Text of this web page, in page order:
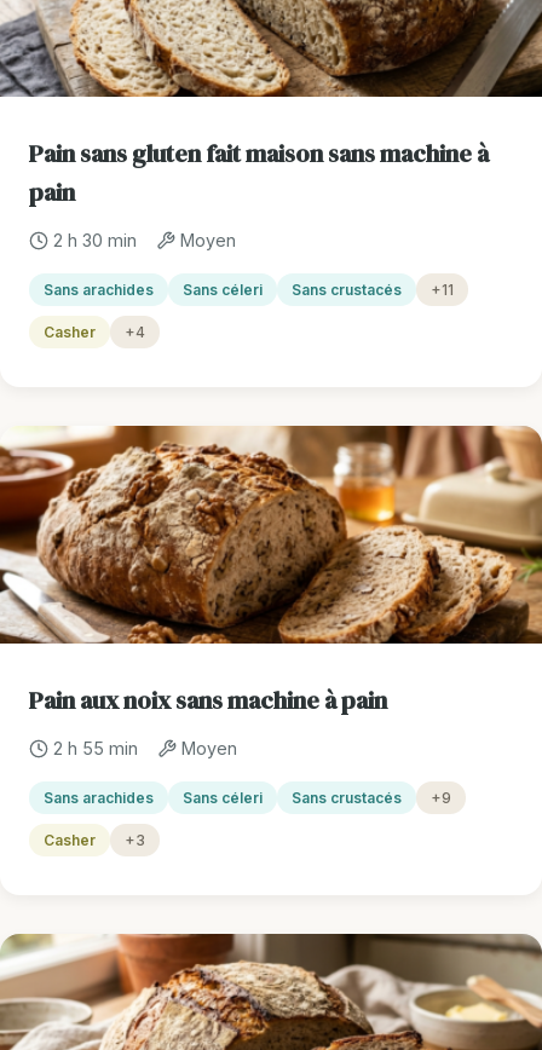
Pain sans gluten fait maison sans machine à
pain
2 h 30 min Moyen
Sans arachides Sans céleri Sans crustacés +11
Casher +4
Pain aux noix sans machine à pain
2 h 55 min Moyen
Sans arachides Sans céleri Sans crustacés +9
Casher +3